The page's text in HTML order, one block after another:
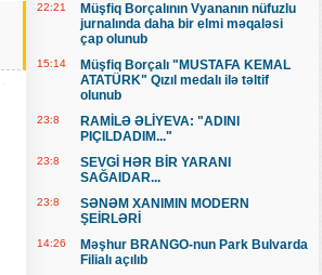
22:21
Müşfiq Borçalının Vyananın nüfuzlu
jurnalında daha bir elmi məqaləsi
çap olunub
15:14
Müşfiq Borçalı "MUSTAFA KEMAL
ATATÜRK" Qızıl medalı ilə təltif
olunub
23:8
RAMİLƏ ƏLİYEVA: "ADINI
PIÇILDADIM..."
23:8
SEVGİ HƏR BİR YARANI
SAĞAIDAR...
23:8
SƏNƏM XANIMIN MODERN
ŞEİRLƏRİ
14:26
Məşhur BRANGO-nun Park Bulvarda
Filialı açılıb